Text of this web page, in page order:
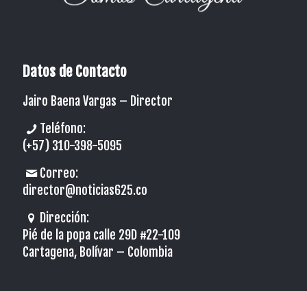
Datos de Contacto
Jairo Baena Vargas – Director
Teléfono:
(+57) 310-398-5095
Correo:
director@noticias625.co
Dirección:
Pié de la popa calle 29D #22-109
Cartagena, Bolívar – Colombia